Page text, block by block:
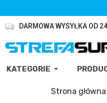
DARMOWA WYSYŁKA OD
KATEGORIE
Strona główna